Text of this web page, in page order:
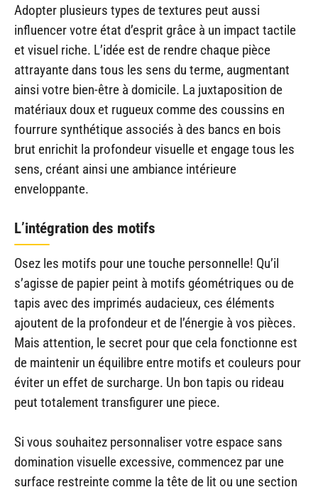
Adopter plusieurs types de textures peut aussi
influencer votre état d’esprit grâce à un impact tactile
et visuel riche. L’idée est de rendre chaque pièce
attrayante dans tous les sens du terme, augmentant
ainsi votre bien-être à domicile. La juxtaposition de
matériaux doux et rugueux comme des coussins en
fourrure synthétique associés à des bancs en bois
brut enrichit la profondeur visuelle et engage tous les
sens, créant ainsi une ambiance intérieure
enveloppante.
L’intégration des motifs
Osez les motifs pour une touche personnelle! Qu’il
s’agisse de papier peint à motifs géométriques ou de
tapis avec des imprimés audacieux, ces éléments
ajoutent de la profondeur et de l’énergie à vos pièces.
Mais attention, le secret pour que cela fonctionne est
de maintenir un équilibre entre motifs et couleurs pour
éviter un effet de surcharge. Un bon tapis ou rideau
peut totalement transfigurer une piece.
Si vous souhaitez personnaliser votre espace sans
domination visuelle excessive, commencez par une
surface restreinte comme la tête de lit ou une section